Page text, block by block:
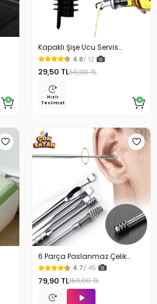
Kapaklı Şişe Ucu Servis
Aparatı Yağdanlık Tıpa
4.8/ 12
29,50 TL50,00 TL
Hızlı
Teslimat
6 Parça Paslanmaz Çelik
Kulak Temizleme Seti
4.7/ 45
79,90 TL150,00 TL